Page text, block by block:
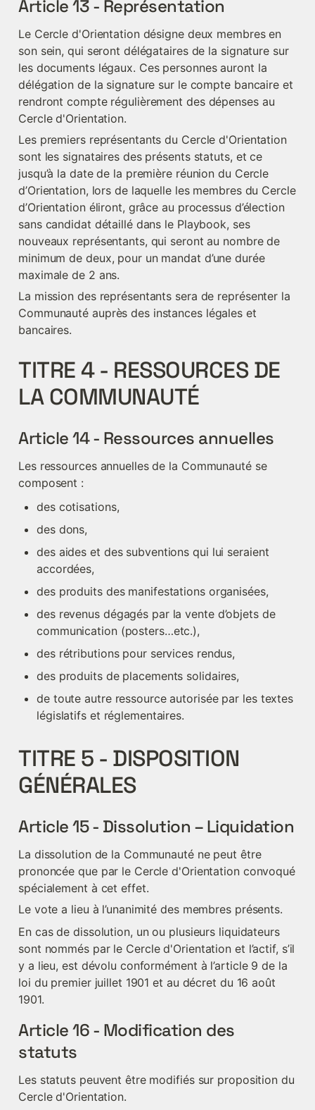
Article 13 - Représentation
Le Cercle d'Orientation désigne deux membres en
son sein, qui seront délégataires de la signature sur
les documents légaux. Ces personnes auront la
délégation de la signature sur le compte bancaire et
rendront compte régulièrement des dépenses au
Cercle d'Orientation.
Les premiers représentants du Cercle d'Orientation
sont les signataires des présents statuts, et ce
jusqu’à la date de la première réunion du Cercle
d’Orientation, lors de laquelle les membres du Cercle
d’Orientation éliront, grâce au processus d’élection
sans candidat détaillé dans le Playbook, ses
nouveaux représentants, qui seront au nombre de
minimum de deux, pour un mandat d’une durée
maximale de 2 ans.
La mission des représentants sera de représenter la
Communauté auprès des instances légales et
bancaires.
TITRE 4 - RESSOURCES DE
LA COMMUNAUTÉ
Article 14 - Ressources annuelles
Les ressources annuelles de la Communauté se
composent :
des cotisations,
des dons,
des aides et des subventions qui lui seraient
accordées,
des produits des manifestations organisées,
des revenus dégagés par la vente d’objets de
communication (posters…etc.),
des rétributions pour services rendus,
des produits de placements solidaires,
de toute autre ressource autorisée par les textes
législatifs et réglementaires.
TITRE 5 - DISPOSITION
GÉNÉRALES
Article 15 - Dissolution – Liquidation
La dissolution de la Communauté ne peut être
prononcée que par le Cercle d'Orientation convoqué
spécialement à cet effet.
Le vote a lieu à l’unanimité des membres présents.
En cas de dissolution, un ou plusieurs liquidateurs
sont nommés par le Cercle d'Orientation et l’actif, s’il
y a lieu, est dévolu conformément à l’article 9 de la
loi du premier juillet 1901 et au décret du 16 août
1901.
Article 16 - Modification des
statuts
Les statuts peuvent être modifiés sur proposition du
Cercle d'Orientation.